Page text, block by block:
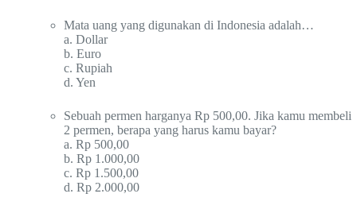
Mata uang yang digunakan di Indonesia adalah…
a. Dollar
b. Euro
c. Rupiah
d. Yen
Sebuah permen harganya Rp 500,00. Jika kamu membeli
2 permen, berapa yang harus kamu bayar?
a. Rp 500,00
b. Rp 1.000,00
c. Rp 1.500,00
d. Rp 2.000,00